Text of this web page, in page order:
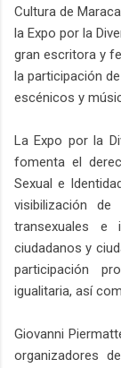
Cultura de
la Expo por la
gran escritora y
la participación
escénicos y
La Expo por la
fomenta el
Sexual e
visibilización de
transexuales e
ciudadanos y
participación
igualitaria, así
Giovanni
organizadores